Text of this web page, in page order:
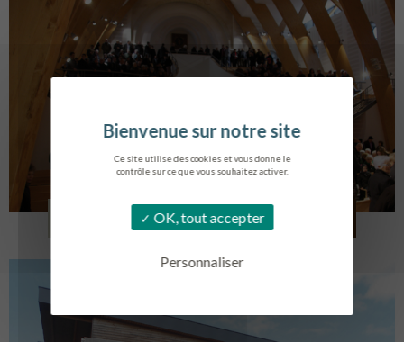
Ce site utilise des cookies et vous donne le
contrôle sur ce que vous souhaitez activer.
OK, tout accepter
Personnaliser
EGLISE SAINT VINCENT
LA TOURLANDRY